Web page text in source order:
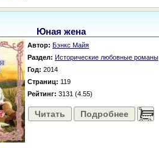
Юная жена
Автор: Бэнкс Майя
Раздел: Исторические любовные романы
Год: 2014
Страниц: 119
Рейтинг: 3131 (4.55)
Читать Подробнее ......